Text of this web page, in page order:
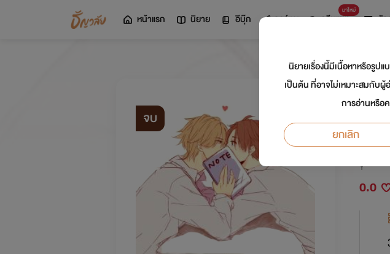
หน้าแรก นิยาย อีบุ๊ก การ์ตูน
มาใหม่
ดรีมแชท ธั
จบ
นักเขี
Y
0.0
นิยายเรื่องนี้มีเนื้อหาหรือรูป
เป็นต้น ที่อาจไม่เหมาะสมกับ
การอ่านหรือ
ยกเลิก